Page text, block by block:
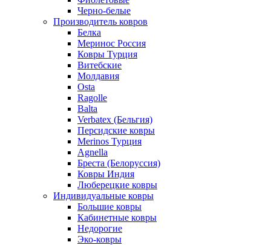
Черно-белые
Производитель ковров
Белка
Меринос Россия
Ковры Турция
Витебские
Молдавия
Osta
Ragolle
Balta
Verbatex (Бельгия)
Персидские ковры
Merinos Турция
Agnella
Бреста (Белоруссия)
Ковры Индия
Люберецкие ковры
Индивидуальные ковры
Большие ковры
Кабинетные ковры
Недорогие
Эко-ковры